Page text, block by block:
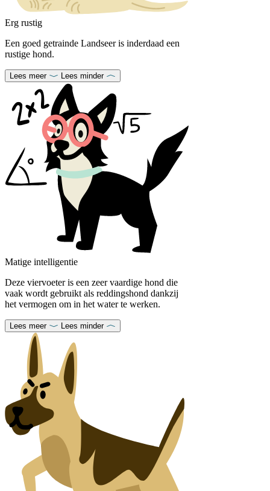
Erg rustig
Een goed getrainde Landseer is inderdaad een
rustige hond.
Lees meer Lees minder
Matige intelligentie
Deze viervoeter is een zeer vaardige hond die
vaak wordt gebruikt als reddingshond dankzij
het vermogen om in het water te werken.
Lees meer Lees minder